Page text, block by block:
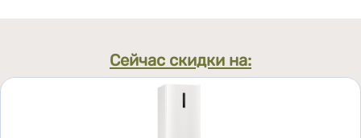
Сейчас скидки на: